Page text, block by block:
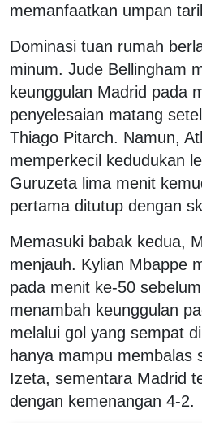
memanfaatkan umpan
Dominasi tuan rumah
minum. Jude Bellingham
keunggulan Madrid pada
penyelesaian matang
Thiago Pitarch. Namun,
memperkecil kedudukan
Guruzeta lima menit
pertama ditutup dengan
Memasuki babak kedua,
menjauh. Kylian Mbappe
pada menit ke-50
menambah keunggulan
melalui gol yang sempat
hanya mampu membalas
Izeta, sementara Madrid
dengan kemenangan 4-2.